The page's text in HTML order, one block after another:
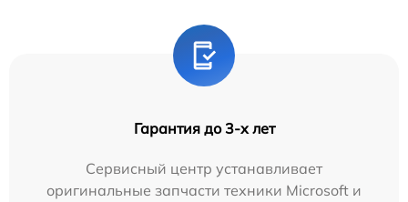
Гарантия до 3-х лет
Сервисный центр устанавливает
оригинальные запчасти техники Microsoft и